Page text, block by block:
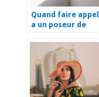
Quand faire appel
a un poseur de
a caen